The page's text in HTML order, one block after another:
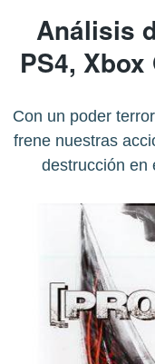
Análisis
PS4, Xbox
Con un poder
frene nuestras
destrucción en